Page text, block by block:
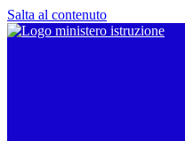
Salta al contenuto